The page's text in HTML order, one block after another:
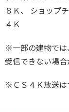
８Ｋ、 ショップ
４Ｋ
※一部の建物では
受信できない場合
※ＣＳ４Ｋ放送は